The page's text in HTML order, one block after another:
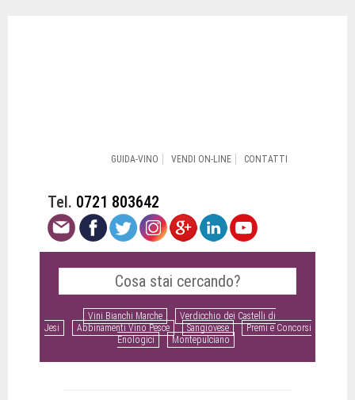
GUIDA-VINO VENDI ON-LINE CONTATTI
Tel. 0721 803642
Vini Bianchi Marche
Verdicchio dei Castelli di
Jesi
Abbinamenti Vino Pesce Sangiovese
Premi e Concorsi
Enologici
Montepulciano